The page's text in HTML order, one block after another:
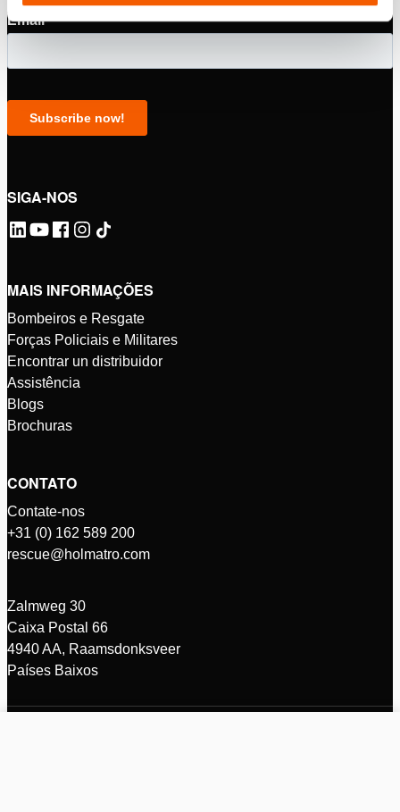
SIGA-NOS
MAIS INFORMAÇÕES
Bombeiros e Resgate
Forças Policiais e Militares
Encontrar un distribuidor
Assistência
Blogs
Brochuras
CONTATO
Contate-nos
+31 (0) 162 589 200
rescue@holmatro.com
Zalmweg 30
Caixa Postal 66
4940 AA, Raamsdonksveer
Países Baixos